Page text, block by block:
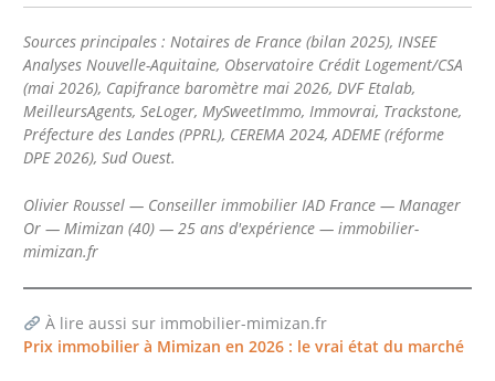
Sources principales : Notaires de France (bilan 2025), INSEE
Analyses Nouvelle-Aquitaine, Observatoire Crédit Logement/CSA
(mai 2026), Capifrance baromètre mai 2026, DVF Etalab,
MeilleursAgents, SeLoger, MySweetImmo, Immovrai, Trackstone,
Préfecture des Landes (PPRL), CEREMA 2024, ADEME (réforme
DPE 2026), Sud Ouest.
Olivier Roussel — Conseiller immobilier IAD France — Manager
Or — Mimizan (40) — 25 ans d'expérience — immobilier-
mimizan.fr
À lire aussi sur immobilier-mimizan.fr
Prix immobilier à Mimizan en 2026 : le vrai état du marché